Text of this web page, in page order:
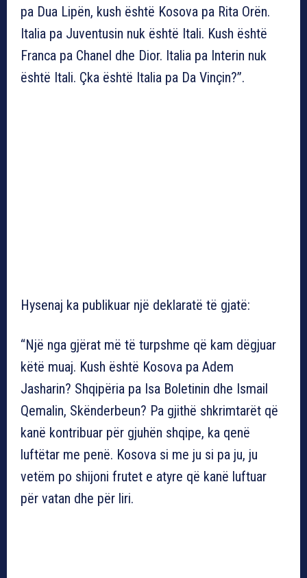
pa Dua Lipën, kush është Kosova pa Rita Orën.
Italia pa Juventusin nuk është Itali. Kush është
Franca pa Chanel dhe Dior. Italia pa Interin nuk
është Itali. Çka është Italia pa Da Vinçin?”.
Hysenaj ka publikuar një deklaratë të gjatë:
“Një nga gjërat më të turpshme që kam dëgjuar
këtë muaj. Kush është Kosova pa Adem
Jasharin? Shqipëria pa Isa Boletinin dhe Ismail
Qemalin, Skënderbeun? Pa gjithë shkrimtarët që
kanë kontribuar për gjuhën shqipe, ka qenë
luftëtar me penë. Kosova si me ju si pa ju, ju
vetëm po shijoni frutet e atyre që kanë luftuar
për vatan dhe për liri.